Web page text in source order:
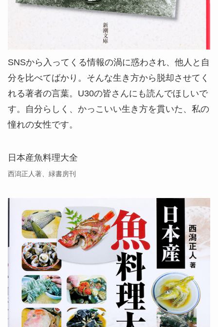
SNSから入ってくる情報の渦に惑わされ、他人と自
分を比べてばかり。そんな生き方から脱却させてく
れる著者の言葉。U30の皆さんにも読んでほしいで
す。自分らしく、かっこいい生き方を貫いた、私の
憧れの女性です。
日本産魚料理大全
西潟正人著、緑書房刊